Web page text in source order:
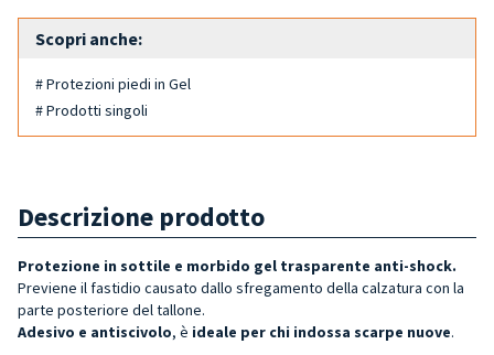
Scopri anche:
# Protezioni piedi in Gel
# Prodotti singoli
Descrizione prodotto
Protezione in sottile e morbido gel trasparente anti-shock.
Previene il fastidio causato dallo sfregamento della calzatura con la
parte posteriore del tallone.
Adesivo e antiscivolo, è ideale per chi indossa scarpe nuove.